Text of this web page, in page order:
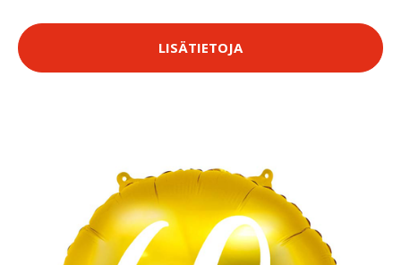
LISÄTIETOJA